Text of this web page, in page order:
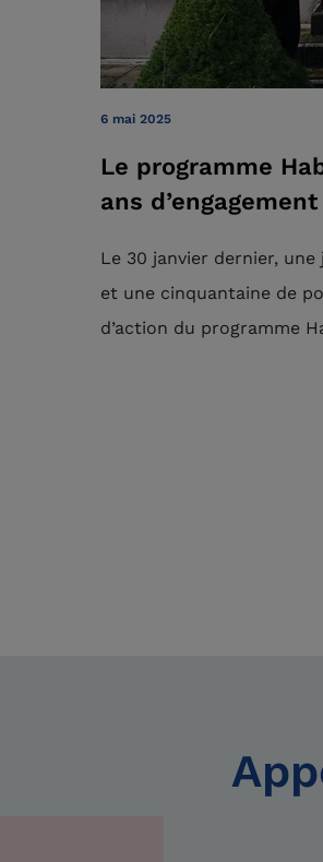
6 mai 2025
Le programme
ans
Le 30 janvier dernier,
et une cinquantaine de
d’action du programme